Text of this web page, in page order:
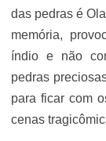
das pedras é
memória,
índio e não
pedras
para ficar com
cenas